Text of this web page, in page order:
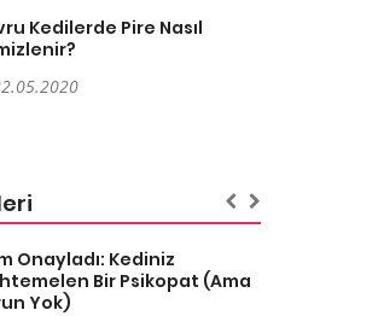
Kedilerde Pire Nasıl
Onayladı: Kediniz
Bir Psikopat (Ama
Yok)